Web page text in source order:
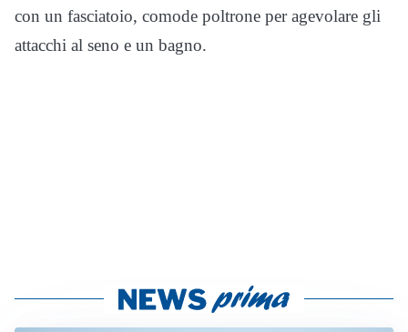
con un fasciatoio, comode poltrone per agevolare gli
attacchi al seno e un bagno.